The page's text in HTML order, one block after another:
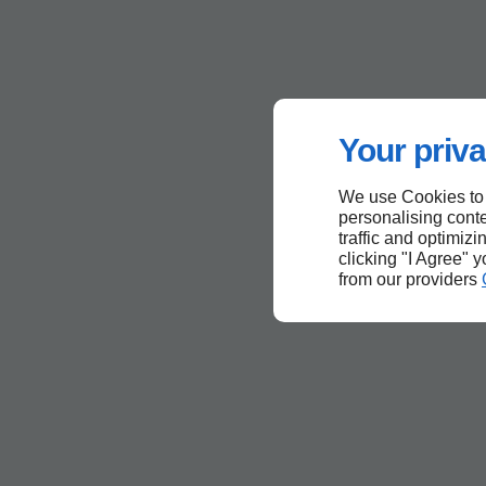
Your
We use Cookies
personalising
traffic and
clicking "I Agree"
from our providers